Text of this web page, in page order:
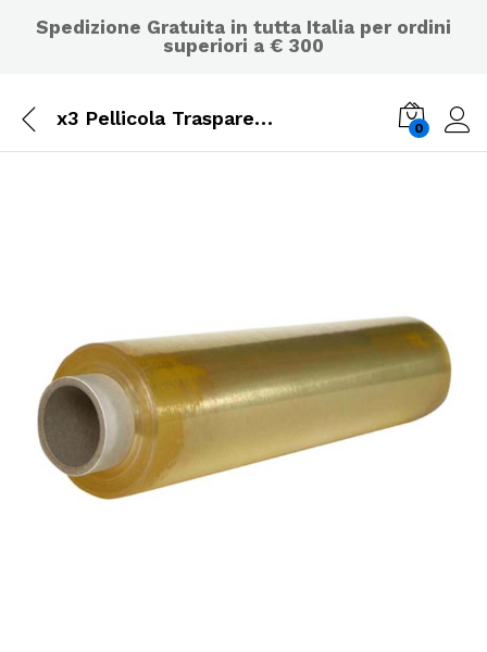
Spedizione Gratuita in tutta Italia per ordini
superiori a € 300
x3 Pellicola Trasparente Rotolo in Pvc per Alimenti da 300 mt H. 30-45 cm 0